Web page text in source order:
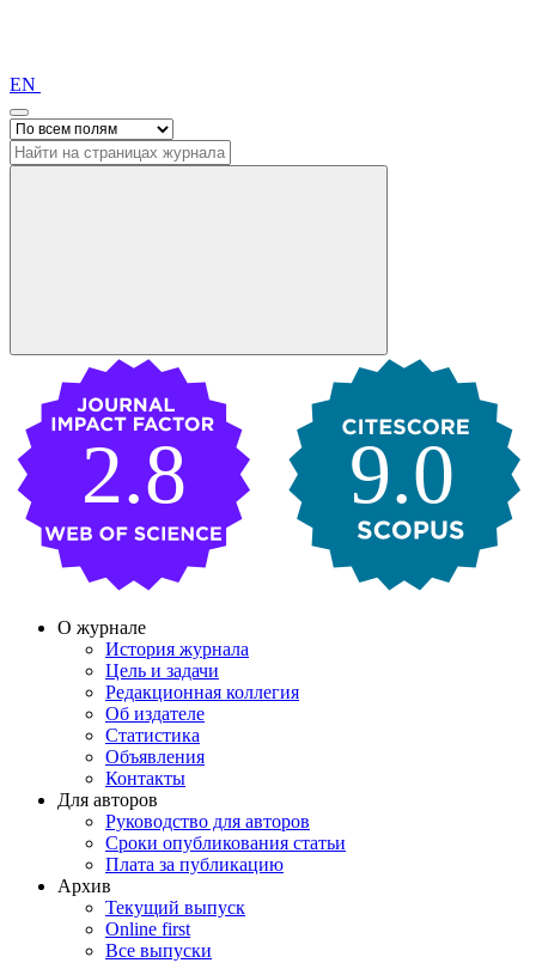
EN
9.0
2.8
О журнале
История журнала
Цель и задачи
Редакционная коллегия
Об издателе
Статистика
Объявления
Контакты
Для авторов
Руководство для авторов
Сроки опубликования статьи
Плата за публикацию
Архив
Текущий выпуск
Online first
Все выпуски